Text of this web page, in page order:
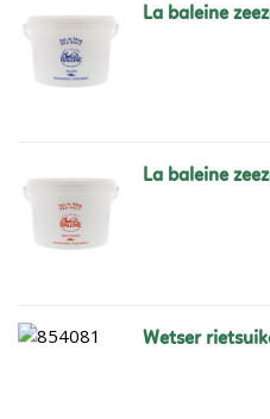
la baleine
la baleine
wetser